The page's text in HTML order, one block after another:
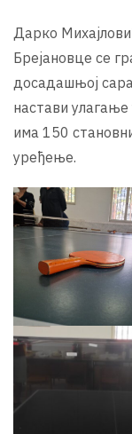
Дарко
Брејановце се
досадашњој
настави улагање
има 150
уређење.